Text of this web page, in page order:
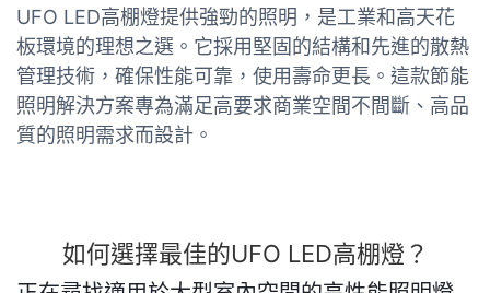
UFO LED高棚燈提供強勁的照明，是工業和高天花
板環境的理想之選。它採用堅固的結構和先進的散熱
管理技術，確保性能可靠，使用壽命更長。這款節能
照明解決方案專為滿足高要求商業空間不間斷、高品
質的照明需求而設計。
如何選擇最佳的UFO LED高棚燈？